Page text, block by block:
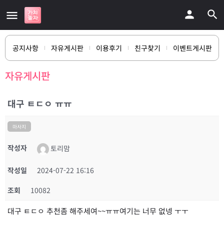
공지사항 자유게시판 이용후기 친구찾기 이벤트게시판
자유게시판
대구 ㅌㄷㅇ ㅠㅠ
마사지
작성자 토리맘
작성일
2024-07-22 16:16
조회
10082
대구 ㅌㄷㅇ 추천좀 해주세여~~ㅠㅠ여기는 너무 없넹 ㅜㅜ